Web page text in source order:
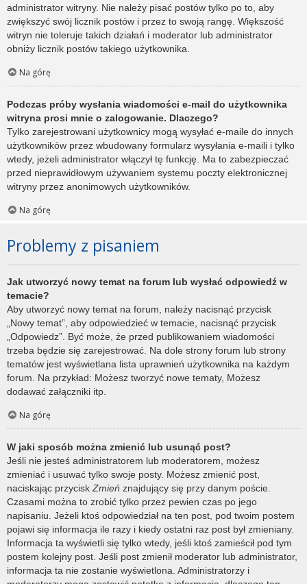
administrator witryny. Nie należy pisać postów tylko po to, aby
zwiększyć swój licznik postów i przez to swoją rangę. Większość
witryn nie toleruje takich działań i moderator lub administrator
obniży licznik postów takiego użytkownika.
Na górę
Podczas próby wysłania wiadomości e-mail do użytkownika
witryna prosi mnie o zalogowanie. Dlaczego?
Tylko zarejestrowani użytkownicy mogą wysyłać e-maile do innych
użytkowników przez wbudowany formularz wysyłania e-maili i tylko
wtedy, jeżeli administrator włączył tę funkcję. Ma to zabezpieczać
przed nieprawidłowym używaniem systemu poczty elektronicznej
witryny przez anonimowych użytkowników.
Na górę
Problemy z pisaniem
Jak utworzyć nowy temat na forum lub wysłać odpowiedź w
temacie?
Aby utworzyć nowy temat na forum, należy nacisnąć przycisk
„Nowy temat”, aby odpowiedzieć w temacie, nacisnąć przycisk
„Odpowiedz”. Być może, że przed publikowaniem wiadomości
trzeba będzie się zarejestrować. Na dole strony forum lub strony
tematów jest wyświetlana lista uprawnień użytkownika na każdym
forum. Na przykład: Możesz tworzyć nowe tematy, Możesz
dodawać załączniki itp.
Na górę
W jaki sposób można zmienić lub usunąć post?
Jeśli nie jesteś administratorem lub moderatorem, możesz
zmieniać i usuwać tylko swoje posty. Możesz zmienić post,
naciskając przycisk Zmień znajdujący się przy danym poście.
Czasami można to zrobić tylko przez pewien czas po jego
napisaniu. Jeżeli ktoś odpowiedział na ten post, pod twoim postem
pojawi się informacja ile razy i kiedy ostatni raz post był zmieniany.
Informacja ta wyświetli się tylko wtedy, jeśli ktoś zamieścił pod tym
postem kolejny post. Jeśli post zmienił moderator lub administrator,
informacja ta nie zostanie wyświetlona. Administratorzy i